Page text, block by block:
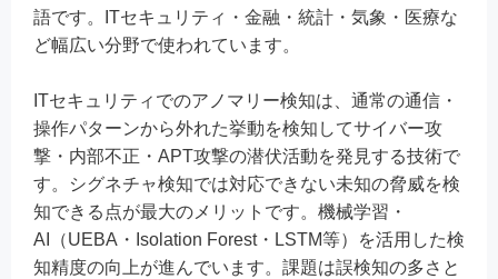
語です。ITセキュリティ・金融・統計・気象・医療な
ど幅広い分野で使われています。
ITセキュリティでのアノマリー検知は、通常の通信・
操作パターンから外れた挙動を検知してサイバー攻
撃・内部不正・APT攻撃の潜伏活動を発見する技術で
す。シグネチャ検知では対応できない未知の脅威を検
知できる点が最大のメリットです。機械学習・
AI（UEBA・Isolation Forest・LSTM等）を活用した検
知精度の向上が進んでいます。課題は誤検知の多さと